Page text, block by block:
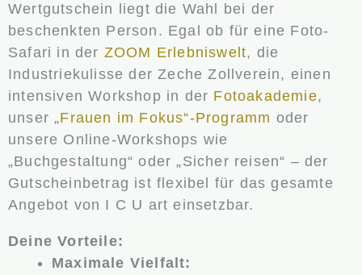
Wertgutschein liegt die Wahl bei der
beschenkten Person. Egal ob für eine Foto-
Safari in der ZOOM Erlebniswelt, die
Industriekulisse der Zeche Zollverein, einen
intensiven Workshop in der Fotoakademie,
unser „Frauen im Fokus“-Programm oder
unsere Online-Workshops wie
„Buchgestaltung“ oder „Sicher reisen“ – der
Gutscheinbetrag ist flexibel für das gesamte
Angebot von I C U art einsetzbar.
Deine Vorteile:
Maximale Vielfalt: